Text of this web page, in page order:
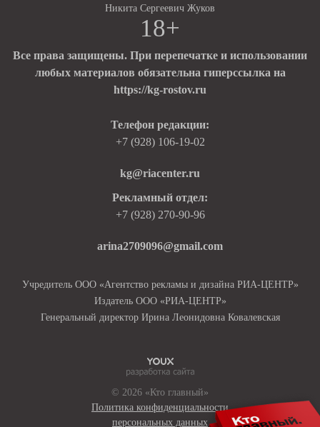
Никита Сергеевич Жуков
18+
Все права защищены. При перепечатке и использовании
любых материалов обязательна гиперссылка на
https://kg-rostov.ru
Телефон редакции:
+7 (928) 106-19-02
kg@riacenter.ru
Рекламный отдел:
+7 (928) 270-90-96
arina2709096@gmail.com
Учредитель ООО «Агентство рекламы и дизайна РИА-ЦЕНТР»
Издатель ООО «РИА-ЦЕНТР»
Генеральный директор Ирина Леонидовна Ковалевская
© 2026 «Кто главный»
Политика конфиденциальности
персональных данных